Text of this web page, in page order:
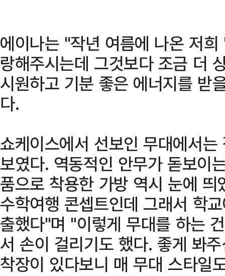
에이나는 "작년 여름에 나온 저
랑해주시는데 그것보다 조금 더
시원하고 기분 좋은 에너지를 받
다.
쇼케이스에서 선보인 무대에서
보였다. 역동적인 안무가 돋보이
품으로 착용한 가방 역시 눈에
수학여행 콘셉트인데 그래서 학
출했다"며 "이렇게 무대를 하는
서 손이 걸리기도 했다. 좋게 봐
착장이 있다보니 매 무대 스타일